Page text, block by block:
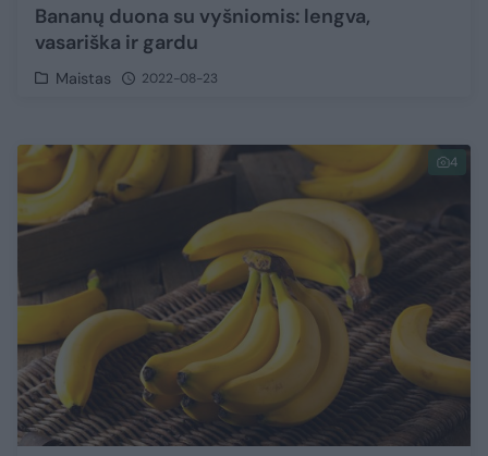
Bananų duona su vyšniomis: lengva,
vasariška ir gardu
Maistas 2022-08-23
4